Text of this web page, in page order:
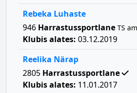
Rebeka Luhaste
946 Harrastussportlane TS
Klubis alates: 03.12.2019
Reelika Närap
2805 Harrastussportlane
Klubis alates: 11.01.2017